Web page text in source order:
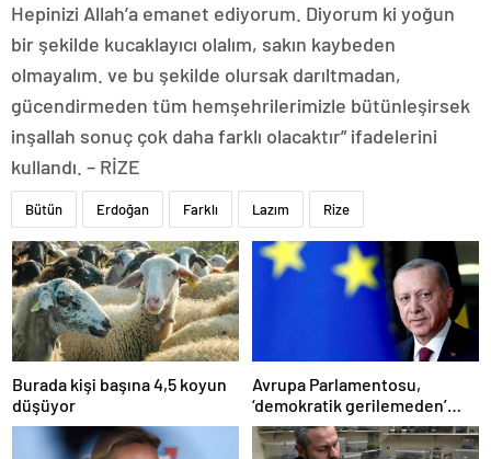
Hepinizi Allah’a emanet ediyorum. Diyorum ki yoğun
bir şekilde kucaklayıcı olalım, sakın kaybeden
olmayalım. ve bu şekilde olursak darıltmadan,
gücendirmeden tüm hemşehrilerimizle bütünleşirsek
inşallah sonuç çok daha farklı olacaktır” ifadelerini
kullandı. – RİZE
Bütün Erdoğan Farklı Lazım Rize
Burada kişi başına 4,5 koyun
düşüyor
Avrupa Parlamentosu,
‘demokratik gerilemeden’
dolayı ‘Türkiye’nin AB üyelik
süreci süresiz dondu’